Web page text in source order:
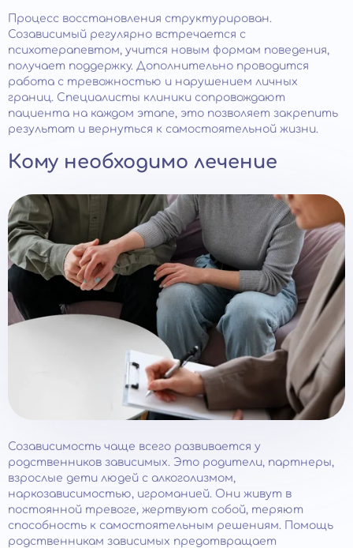
Процесс восстановления структурирован.
Созависимый регулярно встречается с
психотерапевтом, учится новым формам поведения,
получает поддержку. Дополнительно проводится
работа с тревожностью и нарушением личных
границ. Специалисты клиники сопровождают
пациента на каждом этапе, это позволяет закрепить
результат и вернуться к самостоятельной жизни.
Кому необходимо лечение
Созависимость чаще всего развивается у
родственников зависимых. Это родители, партнеры,
взрослые дети людей с алкоголизмом,
наркозависимостью, игроманией. Они живут в
постоянной тревоге, жертвуют собой, теряют
способность к самостоятельным решениям. Помощь
родственникам зависимых предотвращает